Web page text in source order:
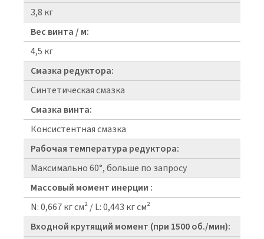
3,8 кг
Вес винта / м:
4,5 кг
Смазка редуктора:
Синтетическая смазка
Смазка винта:
Консистентная смазка
Рабочая температура редуктора:
Максимально 60°, больше по запросу
Массовый момент инерции :
N: 0,667 кг см² / L: 0,443 кг см²
Входной крутящий момент (при 1500 об./мин):